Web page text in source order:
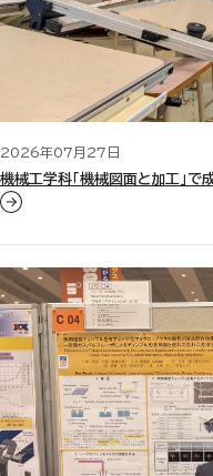
2026年07月27日
機械工学科「機械図面と加工」で